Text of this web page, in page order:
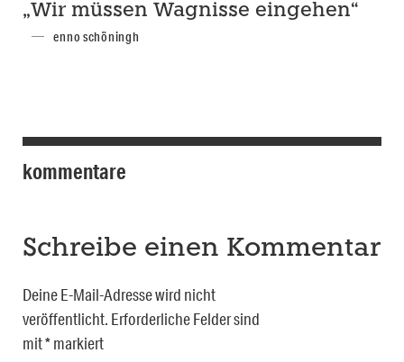
„Wir müssen Wagnisse eingehen“
enno schöningh
kommentare
Schreibe einen Kommentar
Deine E-Mail-Adresse wird nicht
veröffentlicht. Erforderliche Felder sind
mit*markiert